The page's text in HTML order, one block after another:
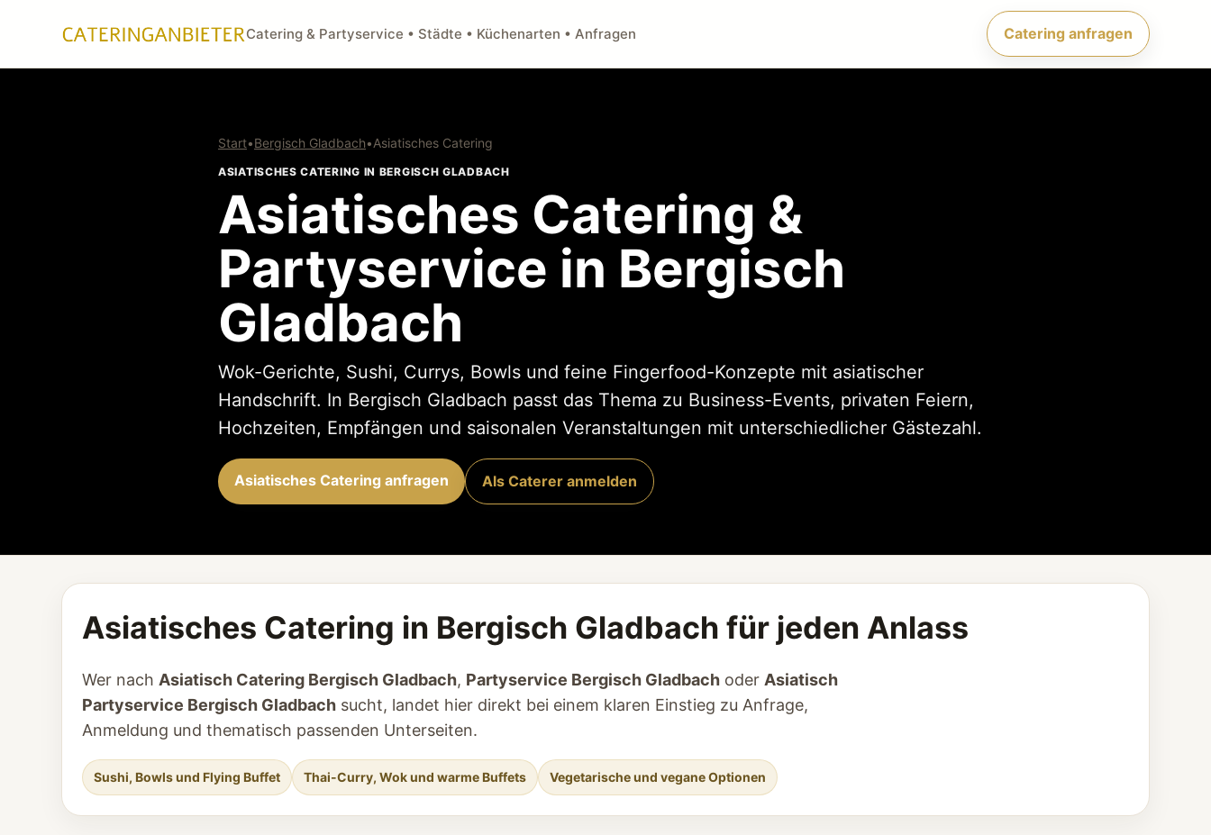
Catering & Partyservice • Städte • Küchenarten • Anfragen Catering anfragen
Start•Bergisch Gladbach•Asiatisches Catering
ASIATISCHES CATERING IN BERGISCH GLADBACH
Asiatisches Catering &
Partyservice in Bergisch
Gladbach
Wok-Gerichte, Sushi, Currys, Bowls und feine Fingerfood-Konzepte mit asiatischer
Handschrift. In Bergisch Gladbach passt das Thema zu Business-Events, privaten Feiern,
Hochzeiten, Empfängen und saisonalen Veranstaltungen mit unterschiedlicher Gästezahl.
Asiatisches Catering anfragen Als Caterer anmelden
Asiatisches Catering in Bergisch Gladbach für jeden Anlass
Wer nach Asiatisch Catering Bergisch Gladbach, Partyservice Bergisch Gladbach oder Asiatisch
Partyservice Bergisch Gladbach sucht, landet hier direkt bei einem klaren Einstieg zu Anfrage,
Anmeldung und thematisch passenden Unterseiten.
Sushi, Bowls und Flying Buffet Thai-Curry, Wok und warme Buffets Vegetarische und vegane Optionen